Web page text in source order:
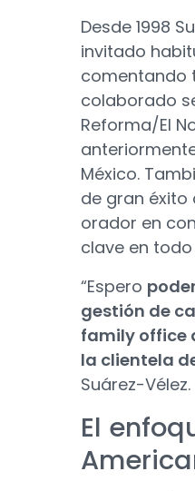
Desde 1998
invitado
comentando
colaborado
Reforma/El
México.
de gran éxito
orador en
clave en
“Espero
gestión de
family office
la clientela
Suárez-Vélez.
El